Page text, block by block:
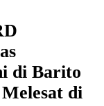
di Barito
di